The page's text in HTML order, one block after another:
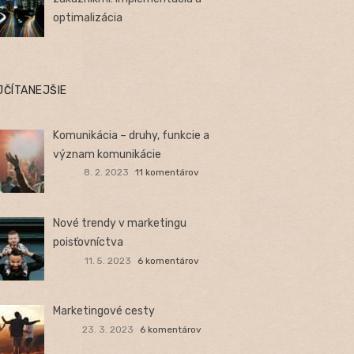
optimalizácia
Komunikácia – druhy, funkcie a
význam komunikácie
8. 2. 2023 11 komentárov
Nové trendy v marketingu
poisťovníctva
11. 5. 2023 6 komentárov
Marketingové cesty
23. 3. 2023 6 komentárov